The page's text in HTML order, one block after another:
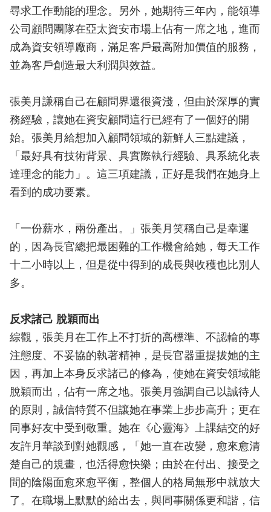
尋求工作動能的理念。另外，她期待三年內，能領導
公司顧問團隊在亞太資安市場上佔有一席之地，進而
成為資安領導廠商，滿足客戶最高附加價值的服務，
並為客戶創造最大利潤與效益。
張美月謙稱自己在顧問界還很資淺，但由於深厚的實
務經驗，讓她在資安顧問這行已經有了一個好的開
始。張美月給想加入顧問領域的新鮮人三點建議，
「最好具有技術背景、具實際執行經驗、具系統化表
達理念的能力」。這三項建議，正好是我們在她身上
看到的成功要素。
「一份薪水，兩份產出。」張美月笑稱自己是幸運
的，因為長官總把最困難的工作機會給她，每天工作
十二小時以上，但是從中得到的成長與收穫也比別人
多。
反求諸己 脫穎而出
綜觀，張美月在工作上不打折的高標準、不認輸的專
注態度、不妥協的執著精神，是長官器重提拔她的主
因，再加上本身反求諸己的修為，使她在資安領域能
脫穎而出，佔有一席之地。張美月強調自己以誠待人
的原則，誠信特質不但讓她在事業上步步高升；更在
同事好友中受到敬重。她在《心靈海》上課結交的好
友許月華談到對她觀感，「她一直在改變，愈來愈清
楚自己的規畫，也活得愈快樂；由於在付出、接受之
間的陰陽面愈來愈平衡，整個人的格局無形中就放大
了。在職場上默默的給出去，與同事關係更和諧，信